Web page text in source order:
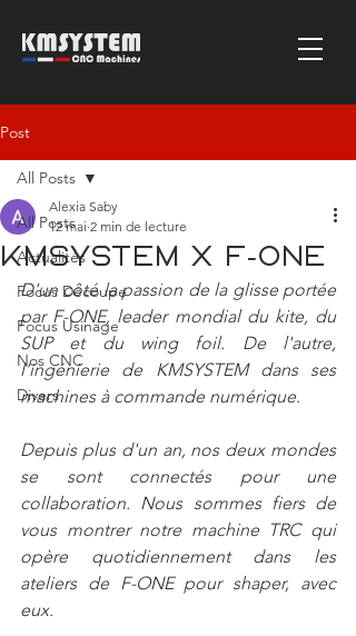
Post
All Posts
Actualités
Focus Découpe
Focus Usinage
Nos CNC
Divers
All Posts
KMSYSTEM x F-ONE
Alexia Saby
12 mai 2 min de lecture
D'un côté la passion de la glisse portée
par F-ONE, leader mondial du kite, du
SUP et du wing foil. De l'autre,
l’ingénierie de KMSYSTEM dans ses
machines à commande numérique.
Depuis plus d'un an, nos deux mondes
se sont connectés pour une
collaboration. Nous sommes fiers de
vous montrer notre machine TRC qui
opère quotidiennement dans les
ateliers de F-ONE pour shaper, avec
eux.